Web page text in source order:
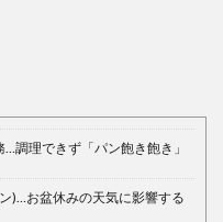
調理できず「パン飽き飽き」
)…お盆休みの天気に影響する